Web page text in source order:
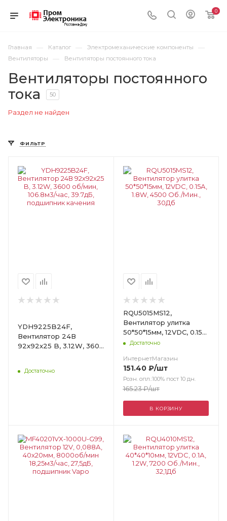
0
Главная — Каталог — Электромеханические компоненты —
Вентиляторы — Вентиляторы постоянного тока
Вентиляторы постоянного
тока
50
Раздел не найден
ФИЛЬТР
YDH9225B24F,
Вентилятор 24В
92х92x25 B, 3.12W, 3600
качения
Достаточно
Цвет
RQU5015MS12,
Вентилятор улитка
50*50*15мм, 12VDC, 0.15А,
1.8W, 4500 Об./Мин.,
Достаточно
ИнтернетМагазин
151.40₽/шт
Розн. опл.:100% пост 10 дн.
165.23₽/шт
В КОРЗИНУ
Цвет